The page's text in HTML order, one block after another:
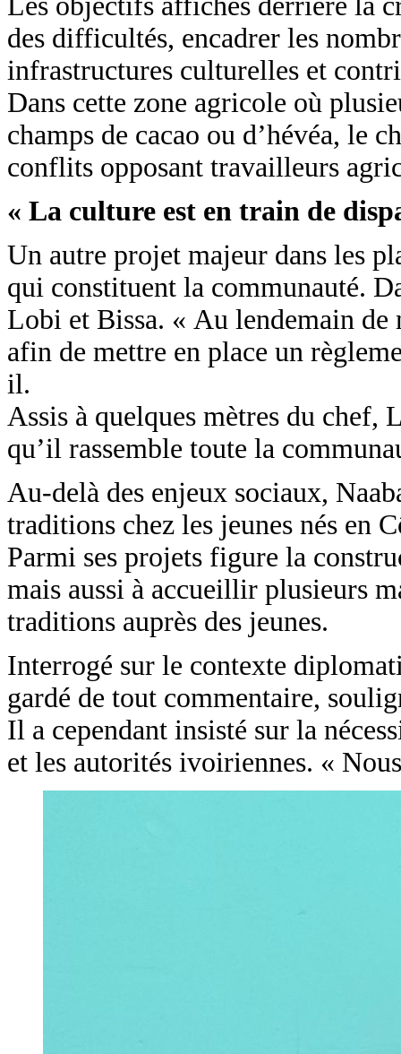
des difficultés, encadrer les
infrastructures culturelles et
Dans cette zone agricole où
champs de cacao ou d’hévéa, le
conflits opposant travailleurs
« La culture est en train de
Un autre projet majeur dans les
qui constituent la communauté.
Lobi et Bissa. « Au lendemain
afin de mettre en place un
il.
Assis à quelques mètres du chef,
qu’il rassemble toute la
Au-delà des enjeux sociaux,
traditions chez les jeunes nés en
Parmi ses projets figure la
mais aussi à accueillir plusieurs
traditions auprès des jeunes.
Interrogé sur le contexte
gardé de tout commentaire,
Il a cependant insisté sur la
et les autorités ivoiriennes. «